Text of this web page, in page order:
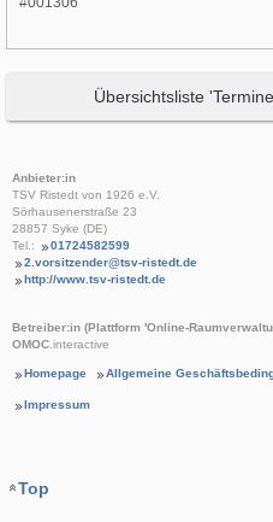
Übersichtsliste
Anbieter:in
TSV Ristedt von 1926 e.V.
Sörhausenerstraße 23
28857 Syke (DE)
Tel.:
01724582599
2.vorsitzender@tsv-ristedt.de
http://www.tsv-ristedt.de
Betreiber:in (Plattform 'Online-
OMOC.interactive
Homepage Allgemeine
Impressum
Top